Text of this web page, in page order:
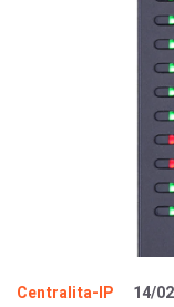
Centralita-IP 14/